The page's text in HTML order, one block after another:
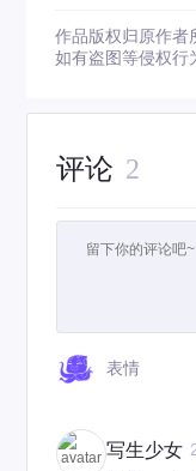
作品版权归原作者
如有盗图等侵权行
评论 2
表情
写生少女